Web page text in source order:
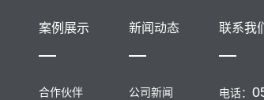
案例展示
合作伙伴
新闻动态
公司新闻
联系我们
电话：